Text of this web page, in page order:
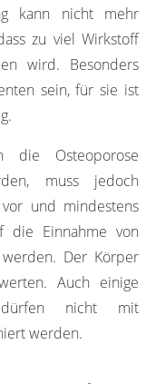
kann nicht mehr
zu viel Wirkstoff
wird. Besonders
sein, für sie ist
Osteoporose
muss jedoch
und mindestens
die Einnahme von
werden. Der Körper
Auch einige
dürfen nicht mit
werden.